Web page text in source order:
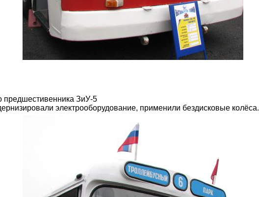
предшестивенника ЗиУ-5
электрооборудование, применили бездисковые колёса.